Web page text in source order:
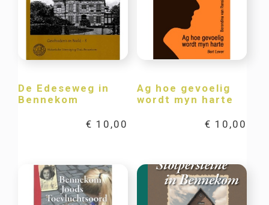
De Edeseweg in
Bennekom
€ 10,00
Ag hoe gevoelig
wordt myn harte
€ 10,00